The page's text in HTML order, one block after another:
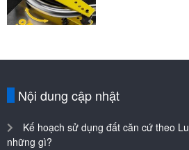
Nội dung cập nhật
Kế hoạch sử dụng đất căn cứ theo
những gì?